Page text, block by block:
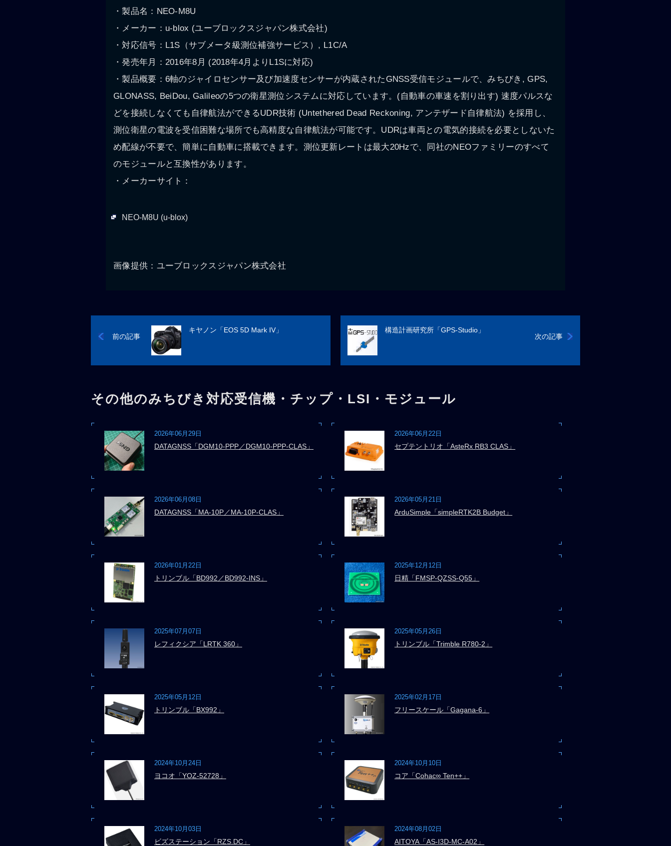
・製品名：NEO-M8U
・メーカー：u-blox (ユーブロックスジャパン株式会社)
・対応信号：L1S（サブメータ級測位補強サービス）, L1C/A
・発売年月：2016年8月 (2018年4月よりL1Sに対応)
・製品概要：6軸のジャイロセンサー及び加速度センサーが内蔵されたGNSS受信モジュールで、みちびき, GPS,
GLONASS, BeiDou, Galileoの5つの衛星測位システムに対応しています。(自動車の車速を割り出す) 速度パルスな
どを接続しなくても自律航法ができるUDR技術 (Untethered Dead Reckoning, アンテザード自律航法) を採用し、
測位衛星の電波を受信困難な場所でも高精度な自律航法が可能です。UDRは車両との電気的接続を必要としないた
め配線が不要で、簡単に自動車に搭載できます。測位更新レートは最大20Hzで、同社のNEOファミリーのすべて
のモジュールと互換性があります。
・メーカーサイト：
NEO-M8U (u-blox)
画像提供：ユーブロックスジャパン株式会社
前の記事
キヤノン「EOS 5D Mark IV」
次の記事
構造計画研究所「GPS-Studio」
その他のみちびき対応受信機・チップ・LSI・モジュール
2026年06月29日
DATAGNSS「DGM10-PPP／DGM10-PPP-CLAS」
2026年06月22日
セプテントリオ「AsteRx RB3 CLAS」
2026年06月08日
DATAGNSS「MA-10P／MA-10P-CLAS」
2026年05月21日
ArduSimple「simpleRTK2B Budget」
2026年01月22日
トリンブル「BD992／BD992-INS」
2025年12月12日
日精「FMSP-QZSS-Q55」
2025年07月07日
レフィクシア「LRTK 360」
2025年05月26日
トリンブル「Trimble R780-2」
2025年05月12日
トリンブル「BX992」
2025年02月17日
フリースケール「Gagana-6」
2024年10月24日
ヨコオ「YOZ-52728」
2024年10月10日
コア「Cohac∞ Ten++」
2024年10月03日
ビズステーション「RZS.DC」
2024年08月02日
AITOYA「AS-I3D-MC-A02」